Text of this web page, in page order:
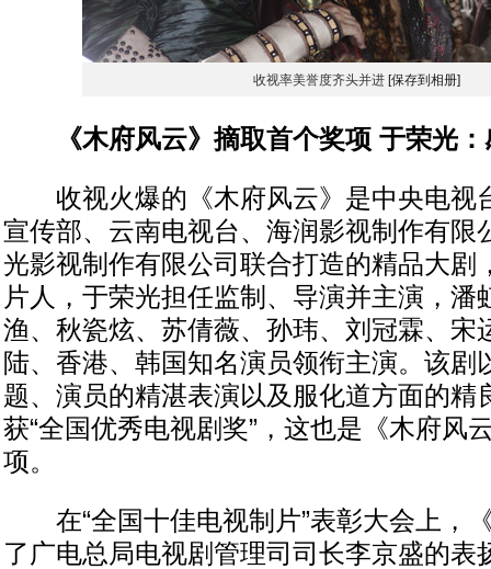
收视率美誉度齐头并进 [保存到相册]
《木府风云》摘取首个奖项 于荣光：
收视火爆的《木府风云》是中央电视
宣传部、云南电视台、海润影视制作有限
光影视制作有限公司联合打造的精品大剧
片人，于荣光担任监制、导演并主演，潘
渔、秋瓷炫、苏倩薇、孙玮、刘冠霖、宋
陆、香港、韩国知名演员领衔主演。该剧
题、演员的精湛表演以及服化道方面的精
获“全国优秀电视剧奖”，这也是《木府风
项。
在“全国十佳电视制片”表彰大会上，
了广电总局电视剧管理司司长李京盛的表